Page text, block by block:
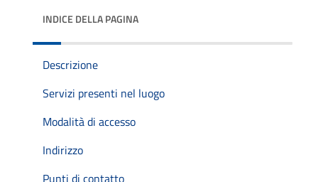
INDICE DELLA PAGINA
Descrizione
Servizi presenti nel luogo
Modalità di accesso
Indirizzo
Punti di contatto